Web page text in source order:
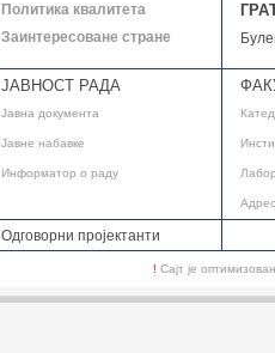
Политика квалитета
Заинтересоване стране
ЈАВНОСТ РАДА
Јавнa документа
Јавне набавке
Информатор о раду
Одговорни пројектанти
! Сајт је